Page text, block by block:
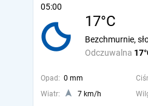
05:00
17°C
Odczuwalna
Bezchmurnie,
Opad: 0 mm
Wiatr:
7 km/h